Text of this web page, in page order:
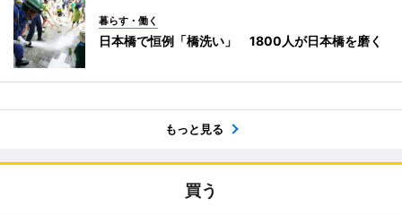
暮らす・働く
日本橋で恒例「橋洗い」 1800人が日本橋を磨く
もっと見る
買う